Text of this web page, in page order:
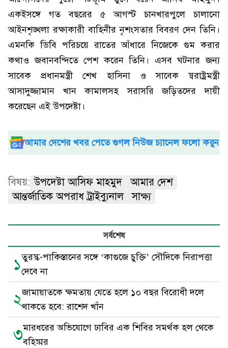
একইসঙ্গে গত বছরের ৫ আগস্ট চানখারপুলে চালানো
আইনশৃঙ্খলা রক্ষাকারী বাহিনীর নৃশংসতার বিবরণ দেন তিনি।
এমনকি ডিবি পরিচয়ে রাতের আঁধারে নিজেকে গুম করার
কথাও জবানবন্দিতে পেশ করেন তিনি। এসব ঘটনার জন্য
সাবেক প্রধানমন্ত্রী শেখ হাসিনা ও সাবেক স্বরাষ্ট্রমন্ত্রী
আসাদুজ্জামান খান কামালসহ সরাসরি জড়িতদের দায়ী
করেছেন এই উপদেষ্টা।
আমার দেশের খবর পেতে গুগল নিউজ চ্যানেল ফলো করুন
বিষয়: উপদেষ্টা আসিফ মাহমুদ
আমার দেশ
আন্তর্জাতিক অপরাধ ট্রাইব্যুনাল
সাক্ষ্য
সর্বশেষ
১তুরস্ক-পাকিস্তানের সঙ্গে ‘কাগুজে চুক্তি’ সৌদিকে নিরাপত্তা
দেবে না
২জামায়াতকে ক্ষমতায় যেতে হলে ১০ বছর বিরোধী দলে
থাকতে হবে: রাশেদ খাঁন
৩মারধরের অভিযোগে ঢাবির এক শিবির সমর্থক হল থেকে
বহিষ্কার